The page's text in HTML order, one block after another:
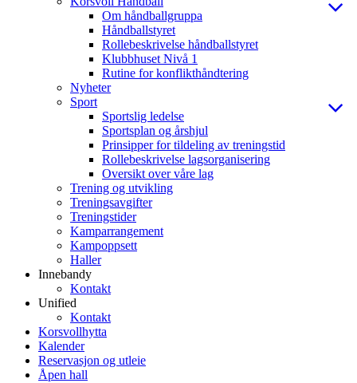
Om håndballgruppa
Håndballstyret
Rollebeskrivelse håndballstyret
Klubbhuset Nivå 1
Rutine for konflikthåndtering
Nyheter
Sport
Sportslig ledelse
Sportsplan og årshjul
Prinsipper for tildeling av treningstid
Rollebeskrivelse lagsorganisering
Oversikt over våre lag
Trening og utvikling
Treningsavgifter
Treningstider
Kamparrangement
Kampoppsett
Haller
Innebandy
Kontakt
Unified
Kontakt
Korsvollhytta
Kalender
Reservasjon og utleie
Åpen hall